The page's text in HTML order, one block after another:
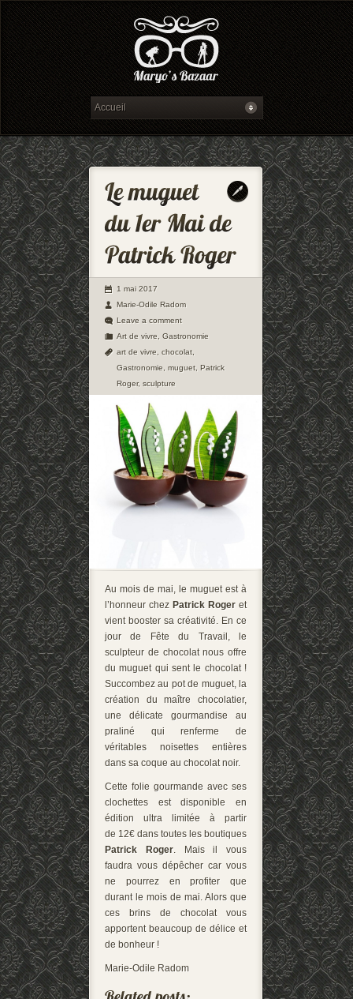
1 mai 2017
Marie-Odile Radom
Leave a comment
Art de vivre
Gastronomie
art de vivre
chocolat
Gastronomie
muguet Patrick
Roger, sculpture
Au mois de mai, le muguet est à
l’honneur chez Patrick Roger et
vient booster sa créativité. En ce
jour de Fête du Travail, le
sculpteur de chocolat nous offre
du muguet qui sent le chocolat !
Succombez au pot de muguet, la
création du maître chocolatier,
une délicate gourmandise au
praliné qui renferme de
véritables noisettes entières
dans sa coque au chocolat noir.
Cette folie gourmande avec ses
clochettes est disponible en
édition ultra limitée à partir
de 12€ dans toutes les boutiques
Patrick Roger. Mais il vous
faudra vous dépêcher car vous
ne pourrez en profiter que
durant le mois de mai. Alors que
ces brins de chocolat vous
apportent beaucoup de délice et
de bonheur !
Marie-Odile Radom